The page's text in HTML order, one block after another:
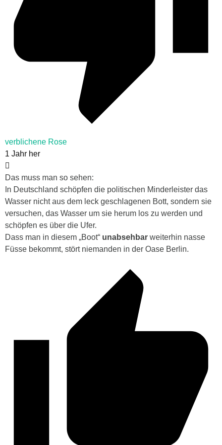
verblichene Rose
1 Jahr her
Das muss man so sehen:
In Deutschland schöpfen die politischen Minderleister das
Wasser nicht aus dem leck geschlagenen Bott, sondern sie
versuchen, das Wasser um sie herum los zu werden und
schöpfen es über die Ufer.
Dass man in diesem „Boot“ unabsehbar weiterhin nasse
Füsse bekommt, stört niemanden in der Oase Berlin.